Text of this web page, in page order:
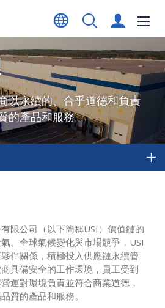
以永續的、合乎道德和負責
的產品和服務。
限公司（以下簡稱USI）價值鏈的
、全球氣候變化與市場競爭，USI
伴關係，積極投入供應鏈永續管
具備安全的工作環境，員工受到
運對環境負責並符合商業道德，
質的產品和服務。